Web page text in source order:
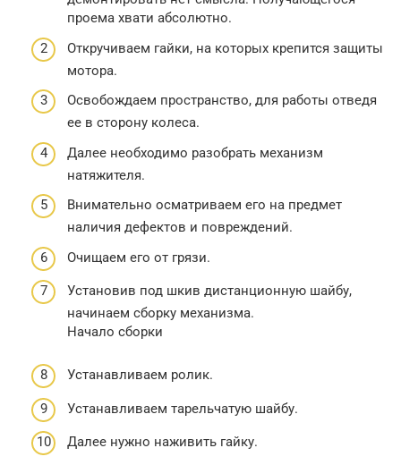
проема хвати абсолютно.
Откручиваем гайки, на которых крепится защиты
мотора.
Освобождаем пространство, для работы отведя
ее в сторону колеса.
Далее необходимо разобрать механизм
натяжителя.
Внимательно осматриваем его на предмет
наличия дефектов и повреждений.
Очищаем его от грязи.
Установив под шкив дистанционную шайбу,
начинаем сборку механизма.
Начало сборки
Устанавливаем ролик.
Устанавливаем тарельчатую шайбу.
Далее нужно наживить гайку.